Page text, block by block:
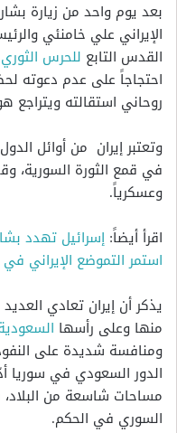
بعد يوم واحد من زيارة
الإيراني علي خامنئي
القدس التابع للحرس الثوري
احتجاجاً على عدم دعوته
روحاني استقالته ويتراجع
وتعتبر إيران من أوائل
في قمع الثورة السورية،
وعسكرياً.
اقرأ أيضاً: إسرائيل تهدد
استمر التموضع الإيراني
يذكر أن إيران تعادي
منها وعلى رأسها
ومنافسة شديدة على
الدور السعودي في سوريا
مساحات شاسعة من
السوري في الحكم.